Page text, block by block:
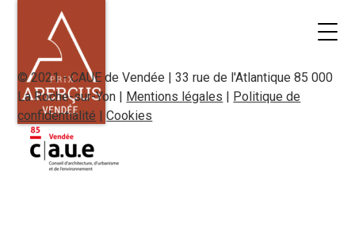
© 2021 - CAUE de Vendée | 33 rue de l'Atlantique 85 000
La Roche-sur-Yon | Mentions légales | Politique de
confidentialité |Cookies